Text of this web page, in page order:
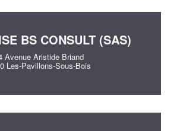
BS CONSULT (SAS)
Avenue Aristide Briand
Les-Pavillons-Sous-Bois